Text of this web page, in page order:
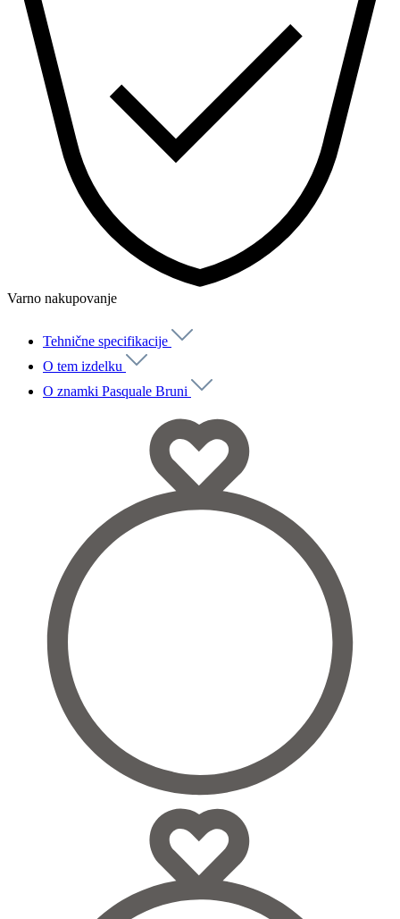
Varno nakupovanje
Tehnične specifikacije
O tem izdelku
O znamki Pasquale Bruni